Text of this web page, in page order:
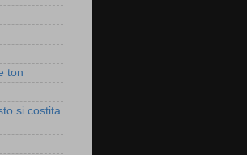
ton
si costita